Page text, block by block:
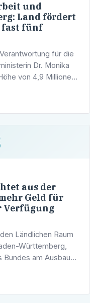
und
Land fördert
fast fünf
für die
Dr. Monika
von 4,9 Millionen
aus der
Geld für
Verfügung
Ländlichen Raum
Württemberg,
am Ausbau